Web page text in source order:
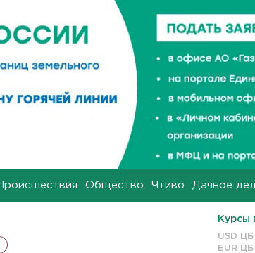
Происшествия Общество Чтиво Дачное
Курсы
USD ЦБ
EUR ЦБ